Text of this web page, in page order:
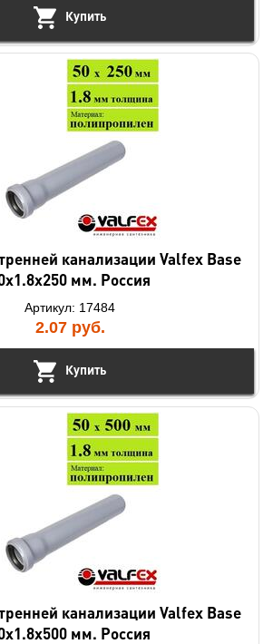
Купить
канализации Valfex Base
мм. Россия
Артикул: 17484
2.07 руб.
Купить
канализации Valfex Base
мм. Россия